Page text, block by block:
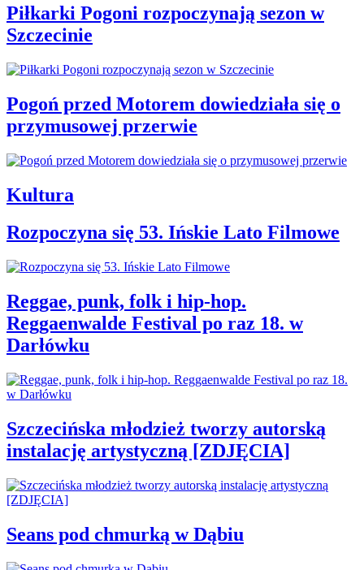
Piłkarki Pogoni rozpoczynają sezon w
Szczecinie
Pogoń przed Motorem dowiedziała się o
przymusowej przerwie
Kultura
Rozpoczyna się 53. Ińskie Lato Filmowe
Reggae, punk, folk i hip-hop.
Reggaenwalde Festival po raz 18. w
Darłówku
Szczecińska młodzież tworzy autorską
instalację artystyczną [ZDJĘCIA]
Seans pod chmurką w Dąbiu